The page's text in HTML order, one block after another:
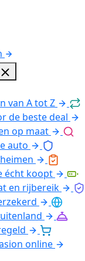
van A tot Z
de beste deal
op maat
auto
écht koopt
en rijbereik
online